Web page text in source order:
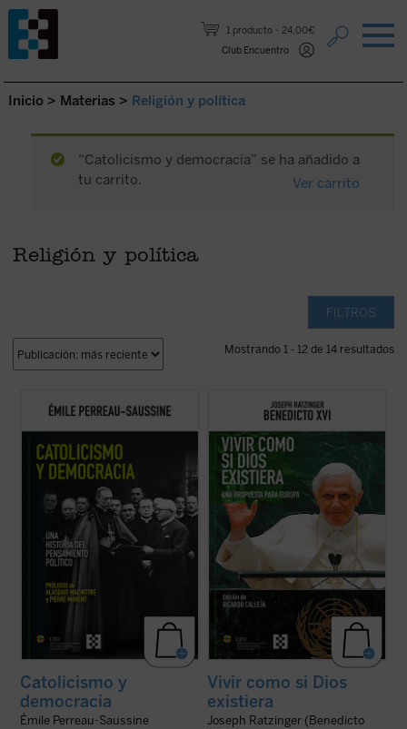
1 producto
24,00€
Club Encuentro
Saltar al contenido.
Inicio > Materias > Religión y política
“Catolicismo y democracia” se ha añadido a
tu carrito.
Ver carrito
Religión y política
FILTROS
Mostrando 1 - 12 de 14 resultados
Catolicismo y democracia
evolución del pensamiento político católico
Iglesia respondió a la democracia liberal,
un sistema para el que no ... (ver ficha)
Catolicismo y
democracia
Émile Perreau-Saussine
El propósito de este libro no es otro que
, tomando en serio lo que
tradición intelectual. Reúne textos de
Joseph Ratzinger/Benedicto XVI en torno a
un hilo conductor: su gran ...
(ver ficha)
Vivir como si Dios
existiera
Joseph Ratzinger (Benedicto